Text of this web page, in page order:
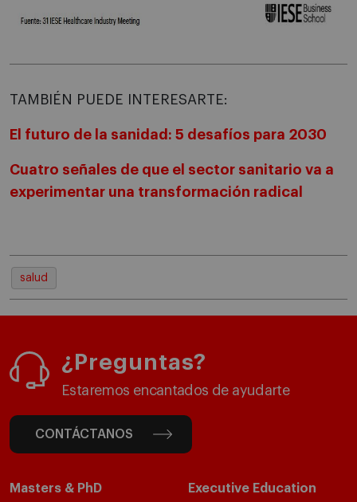
TAMBIÉN PUEDE INTERESARTE:
El futuro de la sanidad: 5 desafíos para 2030
Cuatro señales de que el sector sanitario va a
experimentar una transformación radical
salud
¿Preguntas?
Estaremos encantados de ayudarte
CONTÁCTANOS
Masters & PhD Executive Education